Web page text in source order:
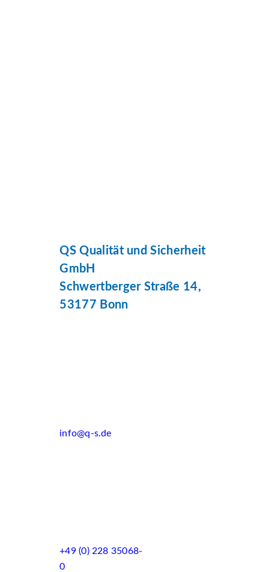
QS Qualität und Sicherheit
GmbH
Schwertberger Straße 14,
53177 Bonn
info@q-s.de
+49 (0) 228 35068-
0